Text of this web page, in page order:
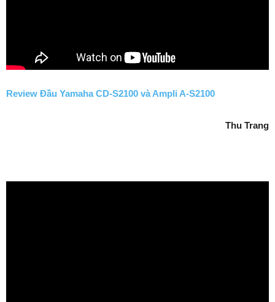
Review Đầu Yamaha CD-S2100 và Ampli A-S2100
Thu Trang